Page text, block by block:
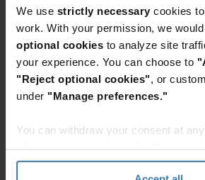
We use strictly necessary cookies
work. With your permission, we
optional cookies to analyze site
your experience. You can choose to
"Reject optional cookies" , or
under "Manage preferences."
You can withdraw your consent at
section" of ourPrivacy Policy.
des données
perspective
Alors que nous continuons à
gigantesques volumes de
de les stocker et de les gérer est